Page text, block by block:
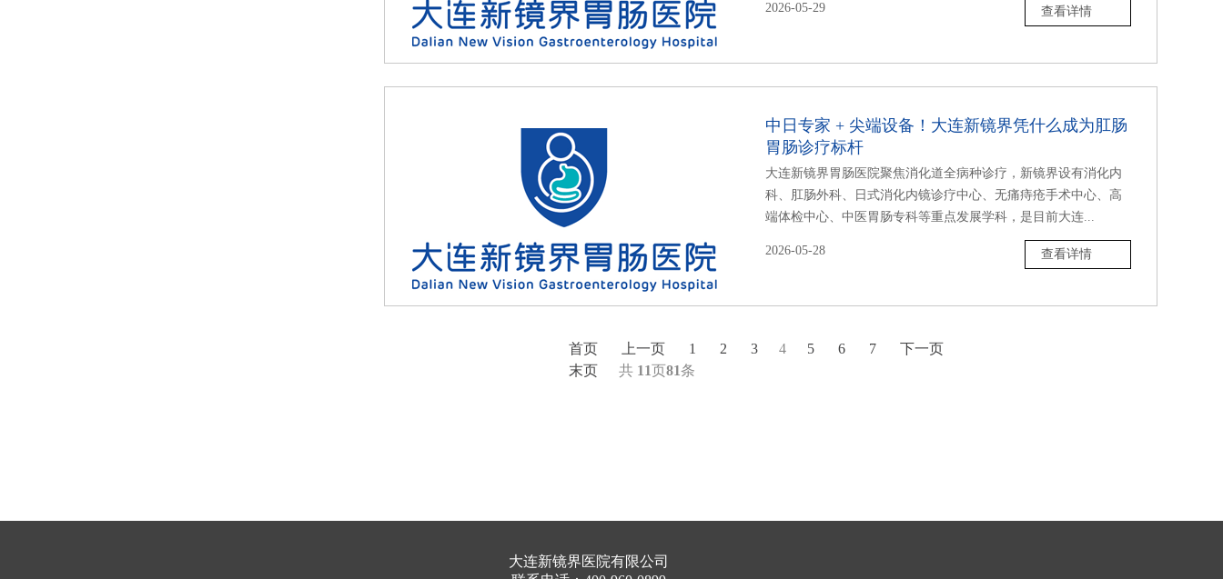
2026-05-29 查看详情
中日专家 + 尖端设备！大连新镜界凭什么成为肛肠
胃肠诊疗标杆
大连新镜界胃肠医院聚焦消化道全病种诊疗，新镜界设有消化内
科、肛肠外科、日式消化内镜诊疗中心、无痛痔疮手术中心、高
端体检中心、中医胃肠专科等重点发展学科，是目前大连...
2026-05-28 查看详情
首页 上一页 1 2 3 4 5 6 7
下一页
末页
共 11页81条
大连新镜界医院有限公司